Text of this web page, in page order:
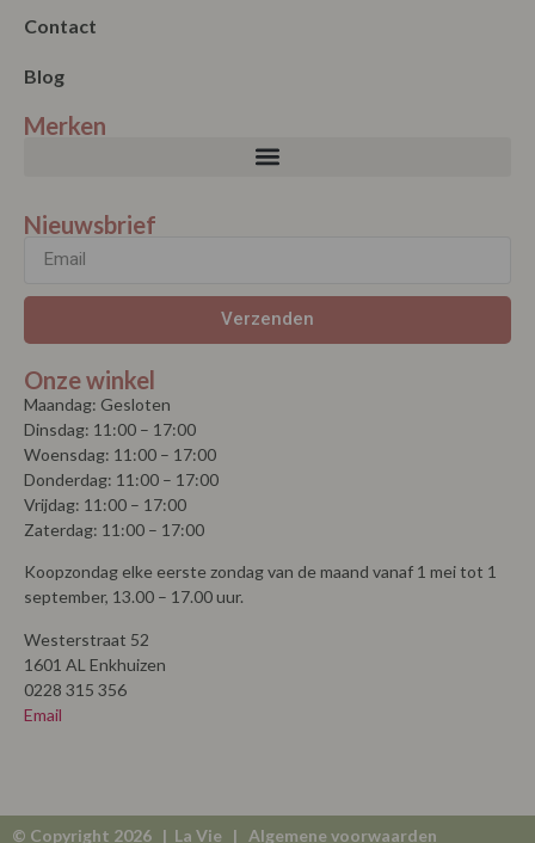
Contact
Blog
Merken
Nieuwsbrief
Verzenden
Onze winkel
Maandag: Gesloten
Dinsdag: 11:00 – 17:00
Woensdag: 11:00 – 17:00
Donderdag: 11:00 – 17:00
Vrijdag: 11:00 – 17:00
Zaterdag: 11:00 – 17:00
Koopzondag elke eerste zondag van de maand vanaf 1 mei tot 1
september, 13.00 – 17.00 uur.
Westerstraat 52
1601 AL Enkhuizen
0228 315 356
Email
© Copyright 2026 | La Vie | Algemene voorwaarden